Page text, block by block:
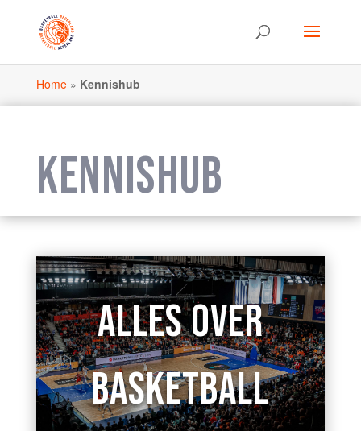
Home» Kennishub
KENNISHUB
ALLES OVER
BASKETBALL